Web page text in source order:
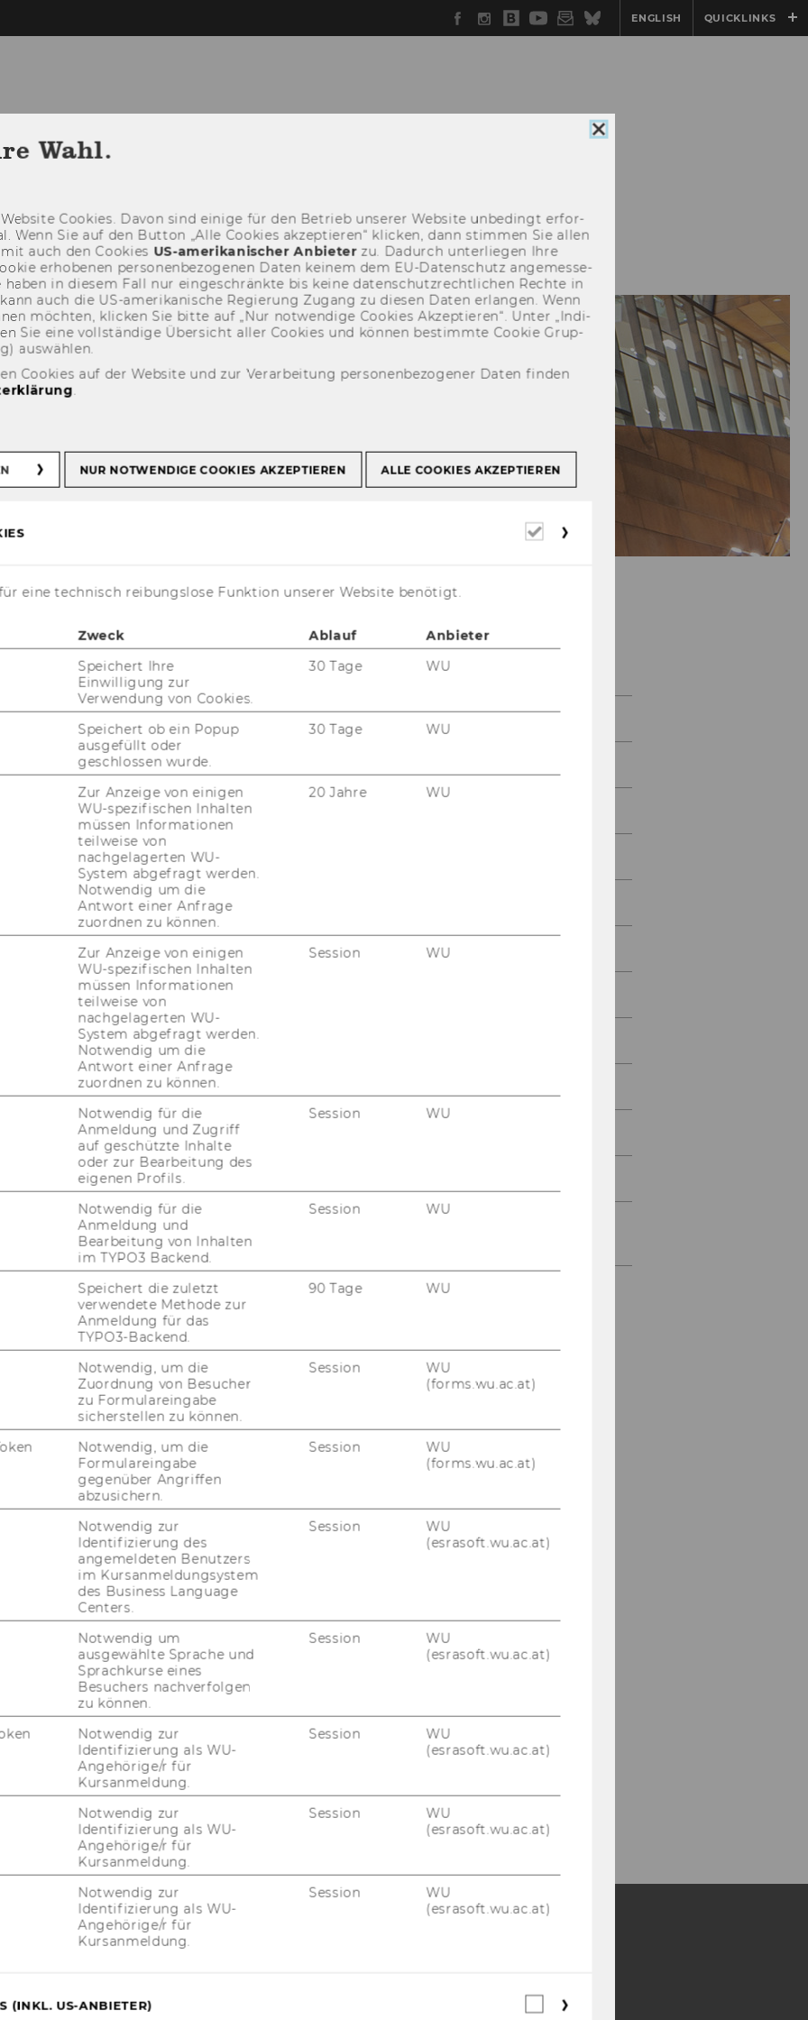
Facebook
Instagram
WU
Blog
YouTube
Newsletter
BlueskyENGLISH QUICKLINKS
CALL FOR PAPERS (CLOSED)
ABOUT VIENNA CONTACT
AWARENESS
aktuell nur auf Englisch verfügbar.
St. Stephen’s Cathedral to the
splendor of the Secession, from the
to the Museum of Fine Arts to
Record-breaking: In
and more than 150 palaces ...
shows in Vienna
music — The Vienna Philharmonic and
international tone, while the State Opera
Musikverein are among the world’s
endure to this day — the Vienna
worldwide popularity ...
& Dining
around the globe for its informal
Traditional cafés entice with a
newspapers and pastry
Viennese coffee house culture has
cultural heritage of UNESCO. Modern
the tradition with stylish flair. A close
shop. Their specialty, pies and cakes, are
in the form of Bundt cake and
ALA 2016
Stipends
NewsletterBluesky
Cookie
Wahl.
Coo­kies. Davon sind ei­ni­ge für den Be­trieb un­se­rer Web­site un­be­dingt er­for­
Wenn Sie auf den But­ton „Alle Coo­kies ak­zep­tie­ren“ kli­cken, dann stim­men Sie allen
auch den Coo­kies US-​amerikanischer An­bie­terzu. Da­durch un­ter­lie­gen Ihre
er­ho­be­nen per­so­nen­be­zo­ge­nen Daten kei­nem dem EU-​Datenschutz an­ge­mes­se­
haben in die­sem Fall nur ein­ge­schränk­te bis keine da­ten­schutz­recht­li­chen Rech­te in
auch die US-​amerikanische Re­gie­rung Zu­gang zu die­sen Daten er­lan­gen. Wenn
möch­ten, kli­cken Sie bitte auf „Nur not­wen­di­ge Coo­kies Ak­zep­tie­ren“. Unter „In­di­
Sie eine voll­stän­di­ge Über­sicht aller Coo­kies und kön­nen be­stimm­te Coo­kie Grup­
aus­wäh­len.
Cookies auf der Website und zur Verarbeitung personenbezogener Daten finden
NUR NOTWENDIGE COOKIES AKZEPTIEREN ALLE COOKIES AKZEPTIEREN
Erforderliche
eine technisch reibungslose Funktion unserer Website benötigt.
Zweck Ablauf
Anbieter
Speichert Ihre
Einwilligung zur
Verwendung von Cookies.
30 Tage WU
Speichert ob ein Popup
ausgefüllt oder
geschlossen wurde.
30 Tage WU
Zur Anzeige von einigen
WU-spezifischen Inhalten
müssen Informationen
teilweise von
nachgelagerten WU-
System abgefragt werden.
Notwendig um die
Antwort einer Anfrage
zuordnen zu können.
20 Jahre WU
Zur Anzeige von einigen
WU-spezifischen Inhalten
müssen Informationen
teilweise von
nachgelagerten WU-
System abgefragt werden.
Notwendig um die
Antwort einer Anfrage
zuordnen zu können.
Session WU
Notwendig für die
Anmeldung und Zugriff
auf geschützte Inhalte
oder zur Bearbeitung des
eigenen Profils.
Session WU
Notwendig für die
Anmeldung und
Bearbeitung von Inhalten
im TYPO3 Backend.
Session WU
Speichert die zuletzt
verwendete Methode zur
Anmeldung für das
TYPO3-Backend.
90 Tage WU
Notwendig, um die
Zuordnung von Besucher
zu Formulareingabe
sicherstellen zu können.
Session
WU
(forms.wu.ac.at)
Notwendig, um die
Formulareingabe
gegenüber Angriffen
abzusichern.
Session
WU
(forms.wu.ac.at)
Notwendig zur
Identifizierung des
angemeldeten Benutzers
im Kursanmeldungsystem
des Business Language
Centers.
Session
WU
(esrasoft.wu.ac.at)
Notwendig um
ausgewählte Sprache und
Sprachkurse eines
Besuchers nachverfolgen
zu können.
Session
WU
(esrasoft.wu.ac.at)
Notwendig zur
Identifizierung als WU-
Angehörige/r für
Kursanmeldung.
Session
WU
(esrasoft.wu.ac.at)
Notwendig zur
Identifizierung als WU-
Angehörige/r für
Kursanmeldung.
Session
WU
(esrasoft.wu.ac.at)
Notwendig zur
Identifizierung als WU-
Angehörige/r für
Kursanmeldung.
Session
WU
(esrasoft.wu.ac.at)
(INKL. US-ANBIETER)
Webstatistik